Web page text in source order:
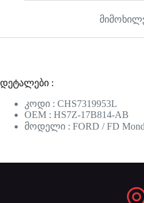
დეტალები :
კოდი : CHS7319953L
OEM : HS7Z-17B814-AB
მოდელი : FORD / FD